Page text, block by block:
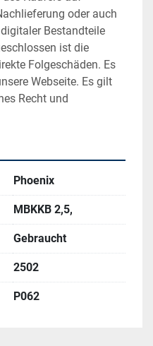
oder auch
Bestandteile
ist die
Folgeschäden. Es
Webseite. Es gilt
Recht und
Phoenix
MBKKB 2,5,
Gebraucht
2502
P062